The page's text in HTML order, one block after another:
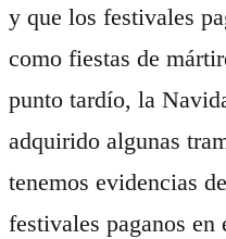
y que los festivales
como fiestas de
punto tardío, la
adquirido algunas
tenemos evidencias
festivales paganos